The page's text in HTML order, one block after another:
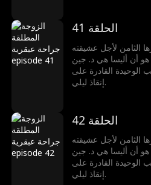
الحلقة 41
الثامن لأجل عشيقته
هو أن أليسا هي د. جين
الوحيدة القادرة على
إنقاذ ليلي.
الحلقة 42
الثامن لأجل عشيقته
هو أن أليسا هي د. جين
الوحيدة القادرة على
إنقاذ ليلي.